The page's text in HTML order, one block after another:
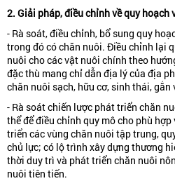
2. Giải pháp, điều chỉnh về quy hoạch
- Rà soát, điều chỉnh, bổ sung quy
trong đó có chăn nuôi. Điều chỉnh lại
nuôi cho các vật nuôi chính theo
đặc thù mang chỉ dẫn địa lý của địa
chăn nuôi sạch, hữu cơ, sinh thái,
- Rà soát chiến lược phát triển chăn
thể để điều chỉnh quy mô cho phù
triển các vùng chăn nuôi tập trung,
chủ lực; có lộ trình xây dựng thương
thời duy trì và phát triển chăn nuôi
nuôi tiên tiến.